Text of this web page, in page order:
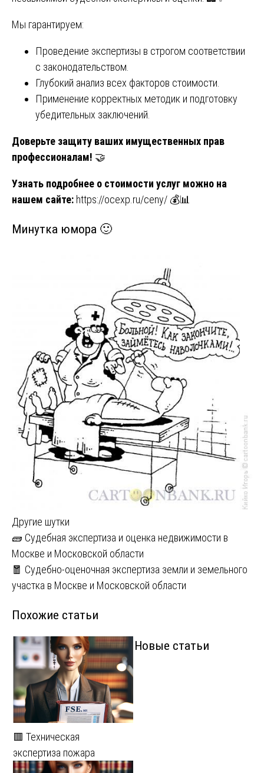
Мы гарантируем:
Проведение экспертизы в строгом соответствии
с законодательством.
Глубокий анализ всех факторов стоимости.
Применение корректных методик и подготовку
убедительных заключений.
Доверьте защиту ваших имущественных прав
профессионалам! 🤝
Узнать подробнее о стоимости услуг можно на
нашем сайте: https://ocexp.ru/ceny/ 💰📊
Минутка юмора 🙂
Другие шутки
Навигация
по
записям
🧱 Судебная экспертиза и оценка недвижимости в
Москве и Московской области
🧧 Судебно-оценочная экспертиза земли и земельного
участка в Москве и Московской области
Похожие статьи
🟥 Техническая
экспертиза пожара
Новые статьи